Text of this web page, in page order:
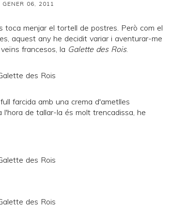
GENER 06, 2011
toca menjar el tortell de postres. Però com el
aquest any he decidit variar i aventurar-me
francesos, la Galette des Rois.
farcida amb una crema d'ametlles
l'hora de tallar-la és molt trencadissa, he